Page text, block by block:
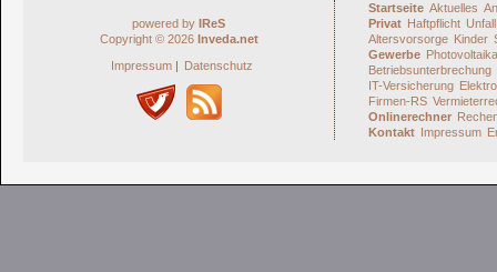
powered by IReS
Copyright © 2026 Inveda.net
Impressum| Datenschutz
Startseite Aktuelles
Privat Haftpflicht Unfall
Altersvorsorge Kinder
Gewerbe
Betriebsunterbrechung
IT-Versicherung
Firmen-RS
Onlinerechner
Kontakt Impressum